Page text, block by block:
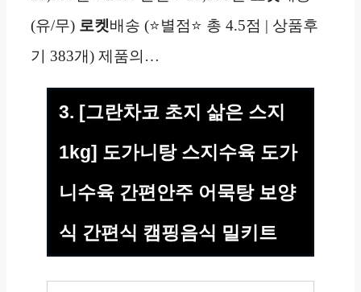
(유/무) 로켓배송 (⭐별점⭐ 총 4.5점 | 상품후
기 383개) 제품의…
3. [그란차코 초지 삶은 스지
1kg] 도가니탕 스지수육 도가
니수육 간편안주 어묵탕 보양
식 간편식 캠핑음식 밀키트